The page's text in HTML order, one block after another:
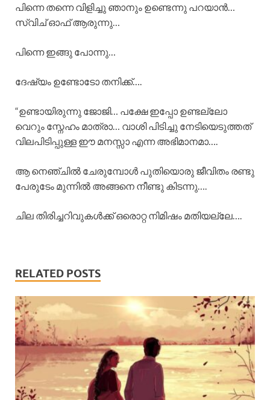
പിന്നെ തന്നെ വിളിച്ചു ഞാനും ഉണ്ടെന്നു പറയാൻ…
സ്വിച് ഓഫ്‌ ആരുന്നു…
പിന്നെ ഇങ്ങു പോന്നു…
ദേഷ്യം ഉണ്ടോടോ തനിക്ക്….
“ഉണ്ടായിരുന്നു ജോജി… പക്ഷേ ഇപ്പോ ഉണ്ടല്ലോ
വെറും സ്നേഹം മാത്രാ… വാശി പിടിച്ചു നേടിയെടുത്തത്
വിലപിടിപ്പുള്ള ഈ മനസ്സാ എന്ന അഭിമാനമാ….
ആ നെഞ്ചിൽ ചേരുമ്പോൾ പുതിയൊരു ജീവിതം രണ്ടു
പേരുടേം മുന്നിൽ അങ്ങനെ നീണ്ടു കിടന്നു….
ചില തിരിച്ചറിവുകൾക്ക് ഒരൊറ്റ നിമിഷം മതിയല്ലേ….
RELATED POSTS